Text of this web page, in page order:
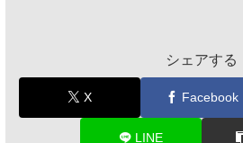
シェアする
X Facebook
LINE